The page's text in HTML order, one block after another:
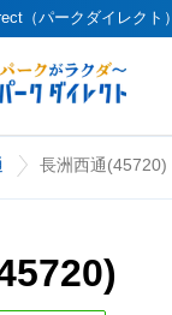
（パークダイレクト）
長洲西通(45720)